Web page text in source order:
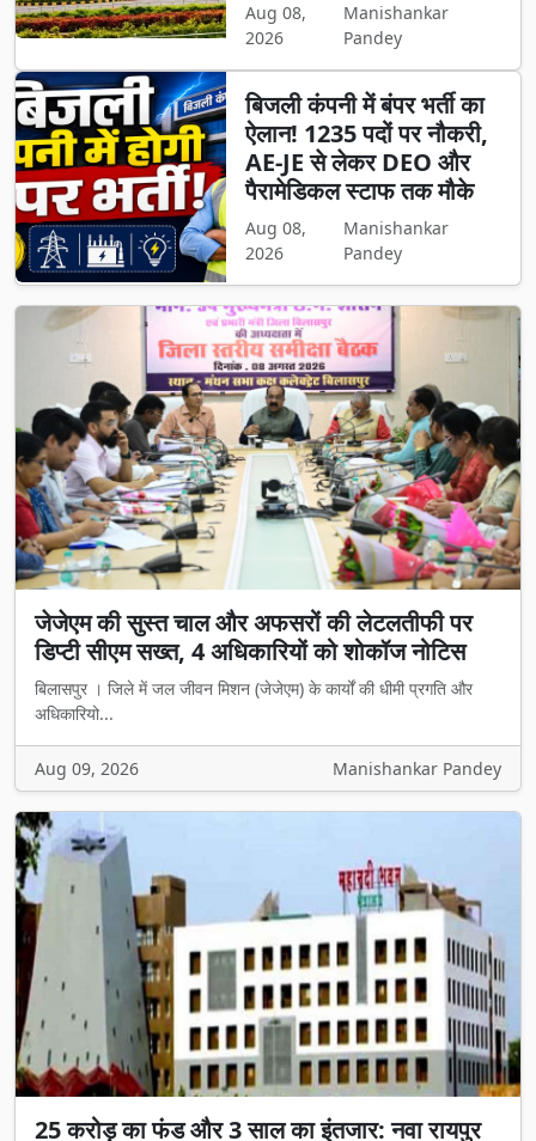
Aug 08,
2026
Manishankar
Pandey
बिजली कंपनी में बंपर भर्ती का
ऐलान! 1235 पदों पर नौकरी,
AE-JE से लेकर DEO और
पैरामेडिकल स्टाफ तक मौके
Aug 08,
2026
Manishankar
Pandey
जेजेएम की सुस्त चाल और अफसरों की लेटलतीफी पर
डिप्टी सीएम सख्त, 4 अधिकारियों को शोकॉज नोटिस
बिलासपुर । जिले में जल जीवन मिशन (जेजेएम) के कार्यों की धीमी प्रगति और
अधिकारियो...
Aug 09, 2026 Manishankar Pandey
25 करोड़ का फंड और 3 साल का इंतजार: नवा रायपुर